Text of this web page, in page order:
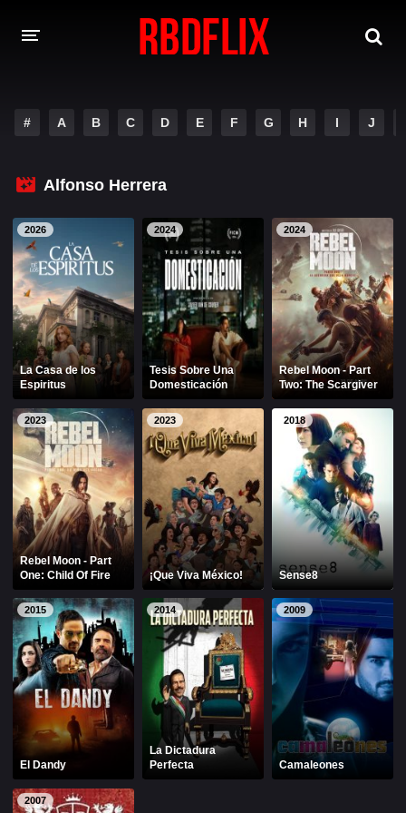
REBELDE
FILMES
Alfonso Herrera Anahí
Christian Chávez Christopher Von Uckermann
Dulce María Maite Perroni
NOVELAS
Alfonso Herrera
Christian Chávez Christopher Von Uckermann
Dulce María Maite Perroni
RBD
SÉRIES
Alfonso Herrera Anahí
Christian Chávez Christopher Von Uckermann
Dulce María Maite Perroni
RBD
SHOWS
# A B C D E F G H I J
Alfonso Herrera
2026
La Casa de los
Espiritus
2024
Tesis Sobre Una
Domesticación
2024
Rebel Moon - Part
Two: The Scargiver
2023
Rebel Moon - Part
One: Child Of Fire
2023
¡Que Viva México!
2018
Sense8
2015
El Dandy
2014
La Dictadura
Perfecta
2009
Camaleones
2007